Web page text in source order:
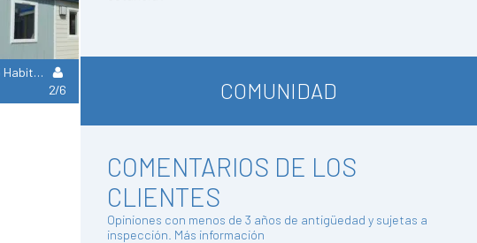
Mobil Home Corail 3 Habitaciones - 33 M²- (Domingo)
2/6
COMUNIDAD
COMENTARIOS DE LOS
CLIENTES
Opiniones con menos de 3 años de antigüedad y sujetas a
inspección. Más información